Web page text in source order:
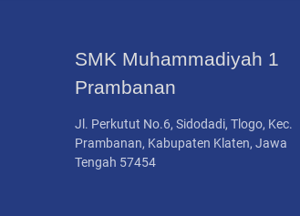
SMK Muhammadiyah 1
Prambanan
Jl. Perkutut No.6, Sidodadi, Tlogo, Kec.
Prambanan, Kabupaten Klaten, Jawa
Tengah 57454